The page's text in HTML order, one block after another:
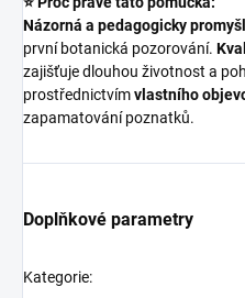
Názorná a pedagogicky
první botanická pozorování.
zajišťuje dlouhou životnost a
prostřednictvímvlastního
zapamatování poznatků.
Doplňkové parametry
Kategorie: